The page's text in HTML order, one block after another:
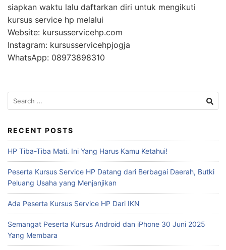
siapkan waktu lalu daftarkan diri untuk mengikuti
kursus service hp melalui
Website: kursusservicehp.com
Instagram: kursusservicehpjogja
WhatsApp: 08973898310
RECENT POSTS
HP Tiba-Tiba Mati. Ini Yang Harus Kamu Ketahui!
Peserta Kursus Service HP Datang dari Berbagai Daerah, Butki
Peluang Usaha yang Menjanjikan
Ada Peserta Kursus Service HP Dari IKN
Semangat Peserta Kursus Android dan iPhone 30 Juni 2025
Yang Membara